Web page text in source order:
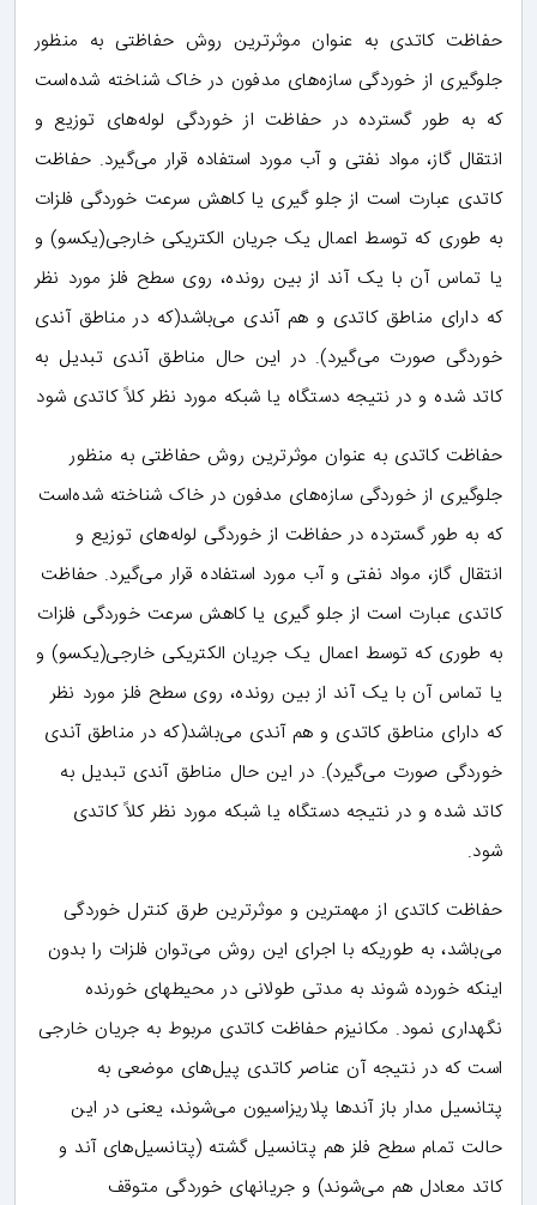
حفاظت کاتدی به عنوان موثرترین روش حفاظتی به منظور
جلوگیری از خوردگی سازه‌های مدفون در خاک شناخته شده‌است
که به طور گسترده در حفاظت از خوردگی لوله‌های توزیع و
انتقال گاز، مواد نفتی و آب مورد استفاده قرار می‌گیرد. حفاظت
کاتدی عبارت است از جلو گیری یا کاهش سرعت خوردگی فلزات
به طوری که توسط اعمال یک جریان الکتریکی خارجی(یکسو) و
یا تماس آن با یک آند از بین رونده، روی سطح فلز مورد نظر
که دارای مناطق کاتدی و هم آندی می‌باشد(که در مناطق آندی
خوردگی صورت می‌گیرد). در این حال مناطق آندی تبدیل به
کاتد شده و در نتیجه دستگاه یا شبکه مورد نظر کلاً کاتدی شود
حفاظت کاتدی به عنوان موثرترین روش حفاظتی به منظور
جلوگیری از خوردگی سازه‌های مدفون در خاک شناخته شده‌است
که به طور گسترده در حفاظت از خوردگی لوله‌های توزیع و
انتقال گاز، مواد نفتی و آب مورد استفاده قرار می‌گیرد. حفاظت
کاتدی عبارت است از جلو گیری یا کاهش سرعت خوردگی فلزات
به طوری که توسط اعمال یک جریان الکتریکی خارجی(یکسو) و
یا تماس آن با یک آند از بین رونده، روی سطح فلز مورد نظر
که دارای مناطق کاتدی و هم آندی می‌باشد(که در مناطق آندی
خوردگی صورت می‌گیرد). در این حال مناطق آندی تبدیل به
کاتد شده و در نتیجه دستگاه یا شبکه مورد نظر کلاً کاتدی
شود.
حفاظت کاتدی از مهمترین و موثرترین طرق کنترل خوردگی
می‌باشد، به طوریکه با اجرای این روش می‌توان فلزات را بدون
اینکه خورده شوند به مدتی طولانی در محیطهای خورنده
نگهداری نمود. مکانیزم حفاظت کاتدی مربوط به جریان خارجی
است که در نتیجه آن عناصر کاتدی پیل‌های موضعی به
پتانسیل مدار باز آندها پلاریزاسیون می‌شوند، یعنی در این
حالت تمام سطح فلز هم پتانسیل گشته (پتانسیل‌های آند و
کاتد معادل هم می‌شوند) و جریانهای خوردگی متوقف